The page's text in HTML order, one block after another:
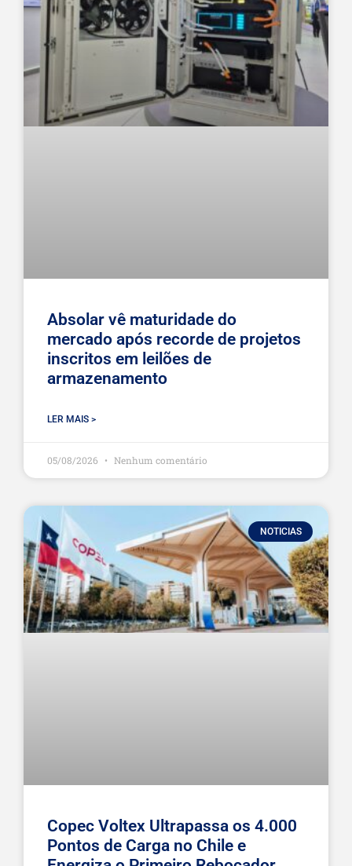
Absolar vê maturidade do
mercado após recorde de projetos
inscritos em leilões de
armazenamento
LER MAIS >
05/08/2026 Nenhum comentário
NOTICIAS
Copec Voltex Ultrapassa os 4.000
Pontos de Carga no Chile e